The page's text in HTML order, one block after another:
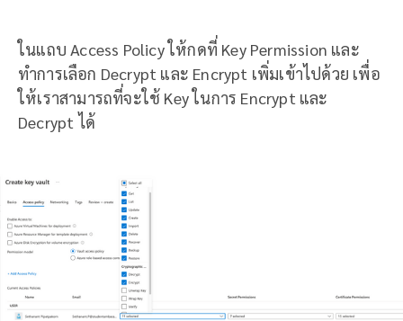
ในแถบ Access Policy ให้กดที่ Key Permission และ
ทำการเลือก Decrypt และ Encrypt เพิ่มเข้าไปด้วย เพื่อ
ให้เราสามารถที่จะใช้ Key ในการ Encrypt และ
Decrypt ได้